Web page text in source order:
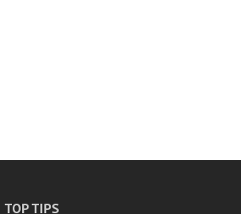
TOP TIPS